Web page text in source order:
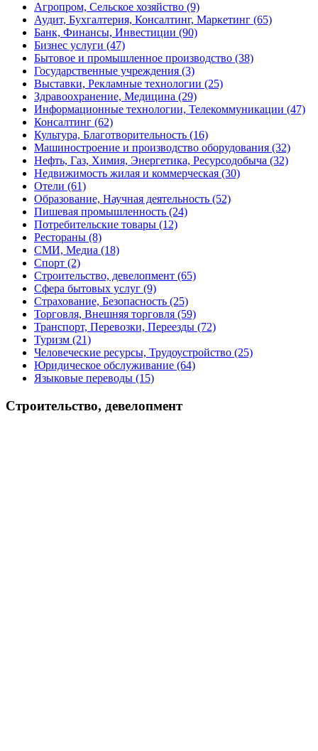
Агропром, Сельское хозяйство (9)
Аудит, Бухгалтерия, Консалтинг, Маркетинг (65)
Банк, Финансы, Инвестиции (90)
Бизнес услуги (47)
Бытовое и промышленное производство (38)
Государственные учреждения (3)
Выставки, Рекламные технологии (25)
Здравоохранение, Медицина (29)
Информационные технологии, Телекоммуникации (47)
Консалтинг (62)
Культура, Благотворительность (16)
Машиностроение и производство оборудования (32)
Нефть, Газ, Химия, Энергетика, Ресурсодобыча (32)
Недвижимость жилая и коммерческая (30)
Отели (61)
Образование, Научная деятельность (52)
Пишевая промышленность (24)
Потребительские товары (12)
Рестораны (8)
СМИ, Медиа (18)
Спорт (2)
Строительство, девелопмент (65)
Сфера бытовых услуг (9)
Страхование, Безопасность (25)
Торговля, Внешняя торговля (59)
Транспорт, Перевозки, Переезды (72)
Туризм (21)
Человеческие ресурсы, Трудоустройство (25)
Юридическое обслуживание (64)
Языковые переводы (15)
Строительство, девелопмент